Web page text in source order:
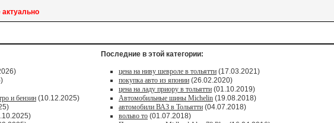
и бензин (10.12.2025)
Последние в этой категории:
цена на ниву шевроле в тольятти (17.03.2021)
покупка авто из японии (26.02.2020)
цена на ладу приору в тольятти (01.10.2019)
Автомобильные шины Michelin (19.08.2018)
автомобили ВАЗ в Тольятти (04.07.2018)
вольво то (01.07.2018)